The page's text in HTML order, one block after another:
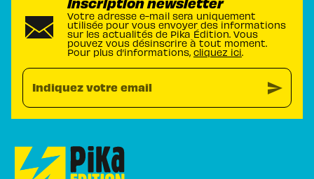
Votre adresse e-mail sera uniquement
utilisée pour vous envoyer des informations
sur les actualités de Pika Édition. Vous
pouvez vous désinscrire à tout moment.
Pour plus d’informations, cliquez ici.
Indiquez votre email send